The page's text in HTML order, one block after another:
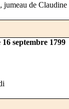
jumeau de Claudine
septembre 1799